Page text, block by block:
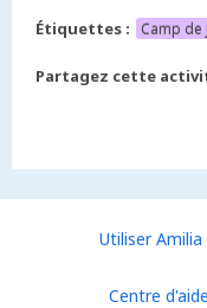
Étiquettes :
Camp de
Partagez cette
Utiliser
Centre d'aide